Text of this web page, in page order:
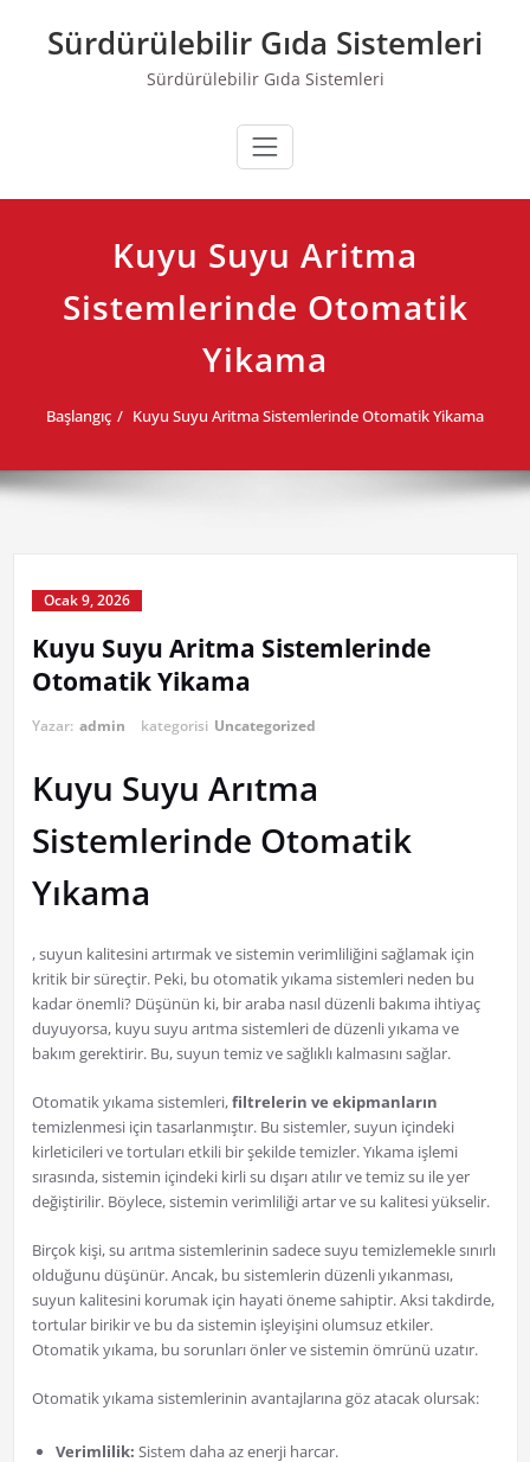
contentSürdürülebilir Gıda Sistemleri
Sürdürülebilir Gıda Sistemleri
Kuyu Suyu Aritma
Sistemlerinde Otomatik
Yikama
Başlangıç Kuyu Suyu Aritma Sistemlerinde Otomatik Yikama
Ocak 9, 2026
Kuyu Suyu Aritma Sistemlerinde
Otomatik Yikama
Yazar: admin kategorisi Uncategorized
Kuyu Suyu Arıtma
Sistemlerinde Otomatik
Yıkama
, suyun kalitesini artırmak ve sistemin verimliliğini sağlamak için
kritik bir süreçtir. Peki, bu otomatik yıkama sistemleri neden bu
kadar önemli? Düşünün ki, bir araba nasıl düzenli bakıma ihtiyaç
duyuyorsa, kuyu suyu arıtma sistemleri de düzenli yıkama ve
bakım gerektirir. Bu, suyun temiz ve sağlıklı kalmasını sağlar.
Otomatik yıkama sistemleri,filtrelerin ve ekipmanların
temizlenmesi için tasarlanmıştır. Bu sistemler, suyun içindeki
kirleticileri ve tortuları etkili bir şekilde temizler. Yıkama işlemi
sırasında, sistemin içindeki kirli su dışarı atılır ve temiz su ile yer
değiştirilir. Böylece, sistemin verimliliği artar ve su kalitesi yükselir.
Birçok kişi, su arıtma sistemlerinin sadece suyu temizlemekle sınırlı
olduğunu düşünür. Ancak, bu sistemlerin düzenli yıkanması,
suyun kalitesini korumak için hayati öneme sahiptir. Aksi takdirde,
tortular birikir ve bu da sistemin işleyişini olumsuz etkiler.
Otomatik yıkama, bu sorunları önler ve sistemin ömrünü uzatır.
Otomatik yıkama sistemlerinin avantajlarına göz atacak olursak:
Verimlilik: Sistem daha az enerji harcar.